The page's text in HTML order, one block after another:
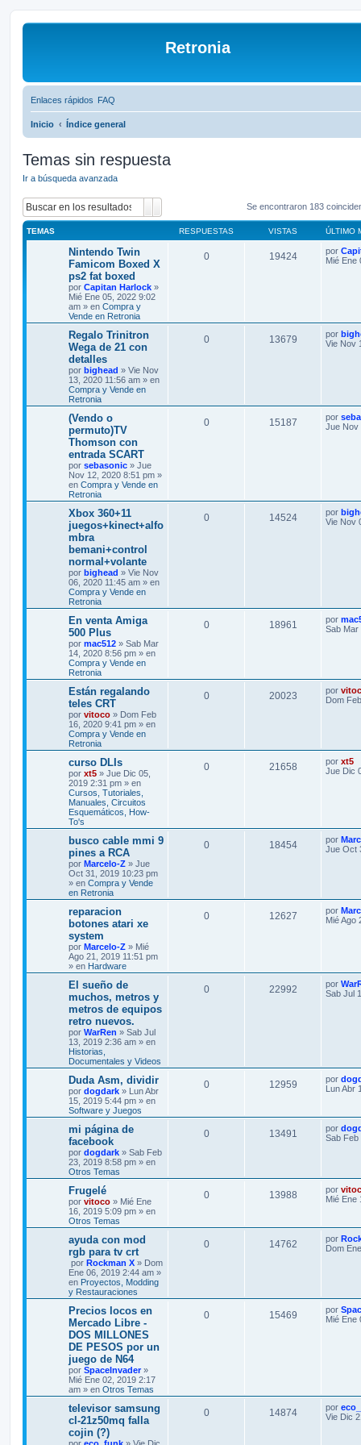
Retronia
Enlaces rápidos FAQ
Inicio Índice general
Temas sin respuesta
Ir a búsqueda avanzada
Búsqueda avanzadaSe encontraron 183
TEMAS RESPUESTAS VISTAS ÚLTIMO
Nintendo Twin
Famicom Boxed X
ps2 fat boxed
por Capitan Harlock »
Mié Ene 05, 2022 9:02
am » en Compra y
Vende en Retronia
0 19424 por
Mié Ene
Regalo Trinitron
Wega de 21 con
detalles
por bighead » Vie Nov
13, 2020 11:56 am » en
Compra y Vende en
Retronia
0 13679 por
Vie Nov
(Vendo o
permuto)TV
Thomson con
entrada SCART
por sebasonic » Jue
Nov 12, 2020 8:51 pm »
en Compra y Vende en
Retronia
0 15187 por
Jue Nov
Xbox 360+11
juegos+kinect+alfo
mbra
bemani+control
normal+volante
por bighead » Vie Nov
06, 2020 11:45 am » en
Compra y Vende en
Retronia
0 14524 por
Vie Nov
En venta Amiga
500 Plus
por mac512 » Sab Mar
14, 2020 8:56 pm » en
Compra y Vende en
Retronia
0 18961 por
Sab Mar
Están regalando
teles CRT
por vitoco » Dom Feb
16, 2020 9:41 pm » en
Compra y Vende en
Retronia
0 20023 por
Dom
curso DLIs
por xt5 » Jue Dic 05,
2019 2:31 pm » en
Cursos, Tutoriales,
Manuales, Circuitos
Esquemáticos, How-
To's
0 21658 por xt5
Jue Dic
busco cable mmi 9
pines a RCA
por Marcelo-Z » Jue
Oct 31, 2019 10:23 pm
» en Compra y Vende
en Retronia
0 18454 por
Jue Oct
reparacion
botones atari xe
system
por Marcelo-Z » Mié
Ago 21, 2019 11:51 pm
» en Hardware
0 12627 por
Mié Ago
El sueño de
muchos, metros y
metros de equipos
retro nuevos.
por WarRen » Sab Jul
13, 2019 2:36 am » en
Historias,
Documentales y Videos
0 22992 por
Sab Jul
Duda Asm, dividir
por dogdark » Lun Abr
15, 2019 5:44 pm » en
Software y Juegos
0 12959 por
Lun Abr
mi página de
facebook
por dogdark » Sab Feb
23, 2019 8:58 pm » en
Otros Temas
0 13491 por
Sab Feb
Frugelé
por vitoco » Mié Ene
16, 2019 5:09 pm » en
Otros Temas
0 13988 por
Mié Ene
ayuda con mod
rgb para tv crt
por Rockman X » Dom
Ene 06, 2019 2:44 am »
en Proyectos, Modding
y Restauraciones
0 14762 por
Dom
Precios locos en
Mercado Libre -
DOS MILLONES
DE PESOS por un
juego de N64
por SpaceInvader»
Mié Ene 02, 2019 2:17
am » en Otros Temas
0 15469 por
Mié Ene
televisor samsung
cl-21z50mq falla
cojin (?)
por eco_funk » Vie Dic
0 14874 por
Vie Dic